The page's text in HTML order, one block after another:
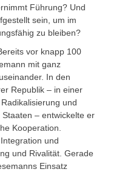
Führung? Und
sein, um im
zu bleiben?
vor knapp 100
mit ganz
In den
Republik – in einer
und
– entwickelte er
Kooperation.
und
und Rivalität. Gerade
Einsatz